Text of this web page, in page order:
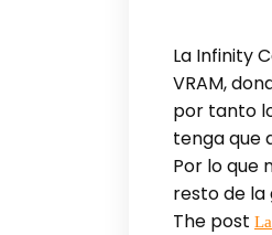
La Infinity
VRAM,
por tanto
tenga que
Por lo que
resto de la
The post